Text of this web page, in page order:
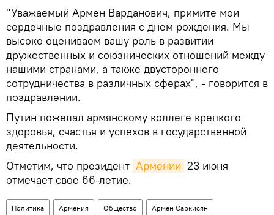
"Уважаемый Армен Варданович, примите мои
сердечные поздравления с днем рождения. Мы
высоко оцениваем вашу роль в развитии
дружественных и союзнических отношений между
нашими странами, а также двустороннего
сотрудничества в различных сферах", - говорится в
поздравлении.
Путин пожелал армянскому коллеге крепкого
здоровья, счастья и успехов в государственной
деятельности.
Отметим, что президент Армении 23 июня
отмечает свое 66-летие.
Политика Армения Общество Армен Саркисян